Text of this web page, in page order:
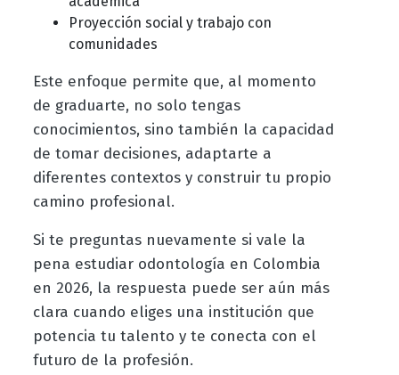
Proyección social y trabajo con
comunidades
Este enfoque permite que, al momento
de graduarte, no solo tengas
conocimientos, sino también la capacidad
de tomar decisiones, adaptarte a
diferentes contextos y construir tu propio
camino profesional.
Si te preguntas nuevamente si vale la
pena estudiar odontología en Colombia
en 2026, la respuesta puede ser aún más
clara cuando eliges una institución que
potencia tu talento y te conecta con el
futuro de la profesión.